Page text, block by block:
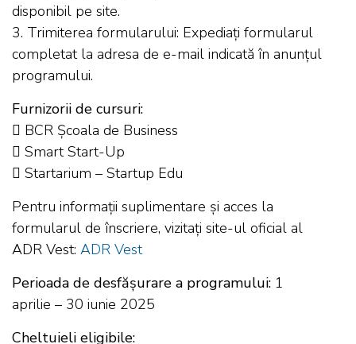
disponibil pe site.
3. Trimiterea formularului: Expediați formularul
completat la adresa de e-mail indicată în anunțul
programului.
Furnizorii de cursuri:
 BCR Școala de Business
 Smart Start-Up
 Startarium – Startup Edu
Pentru informații suplimentare și acces la
formularul de înscriere, vizitați site-ul oficial al
ADR Vest: ADR Vest
Perioada de desfășurare a programului: 1
aprilie – 30 iunie 2025
Cheltuieli eligibile: